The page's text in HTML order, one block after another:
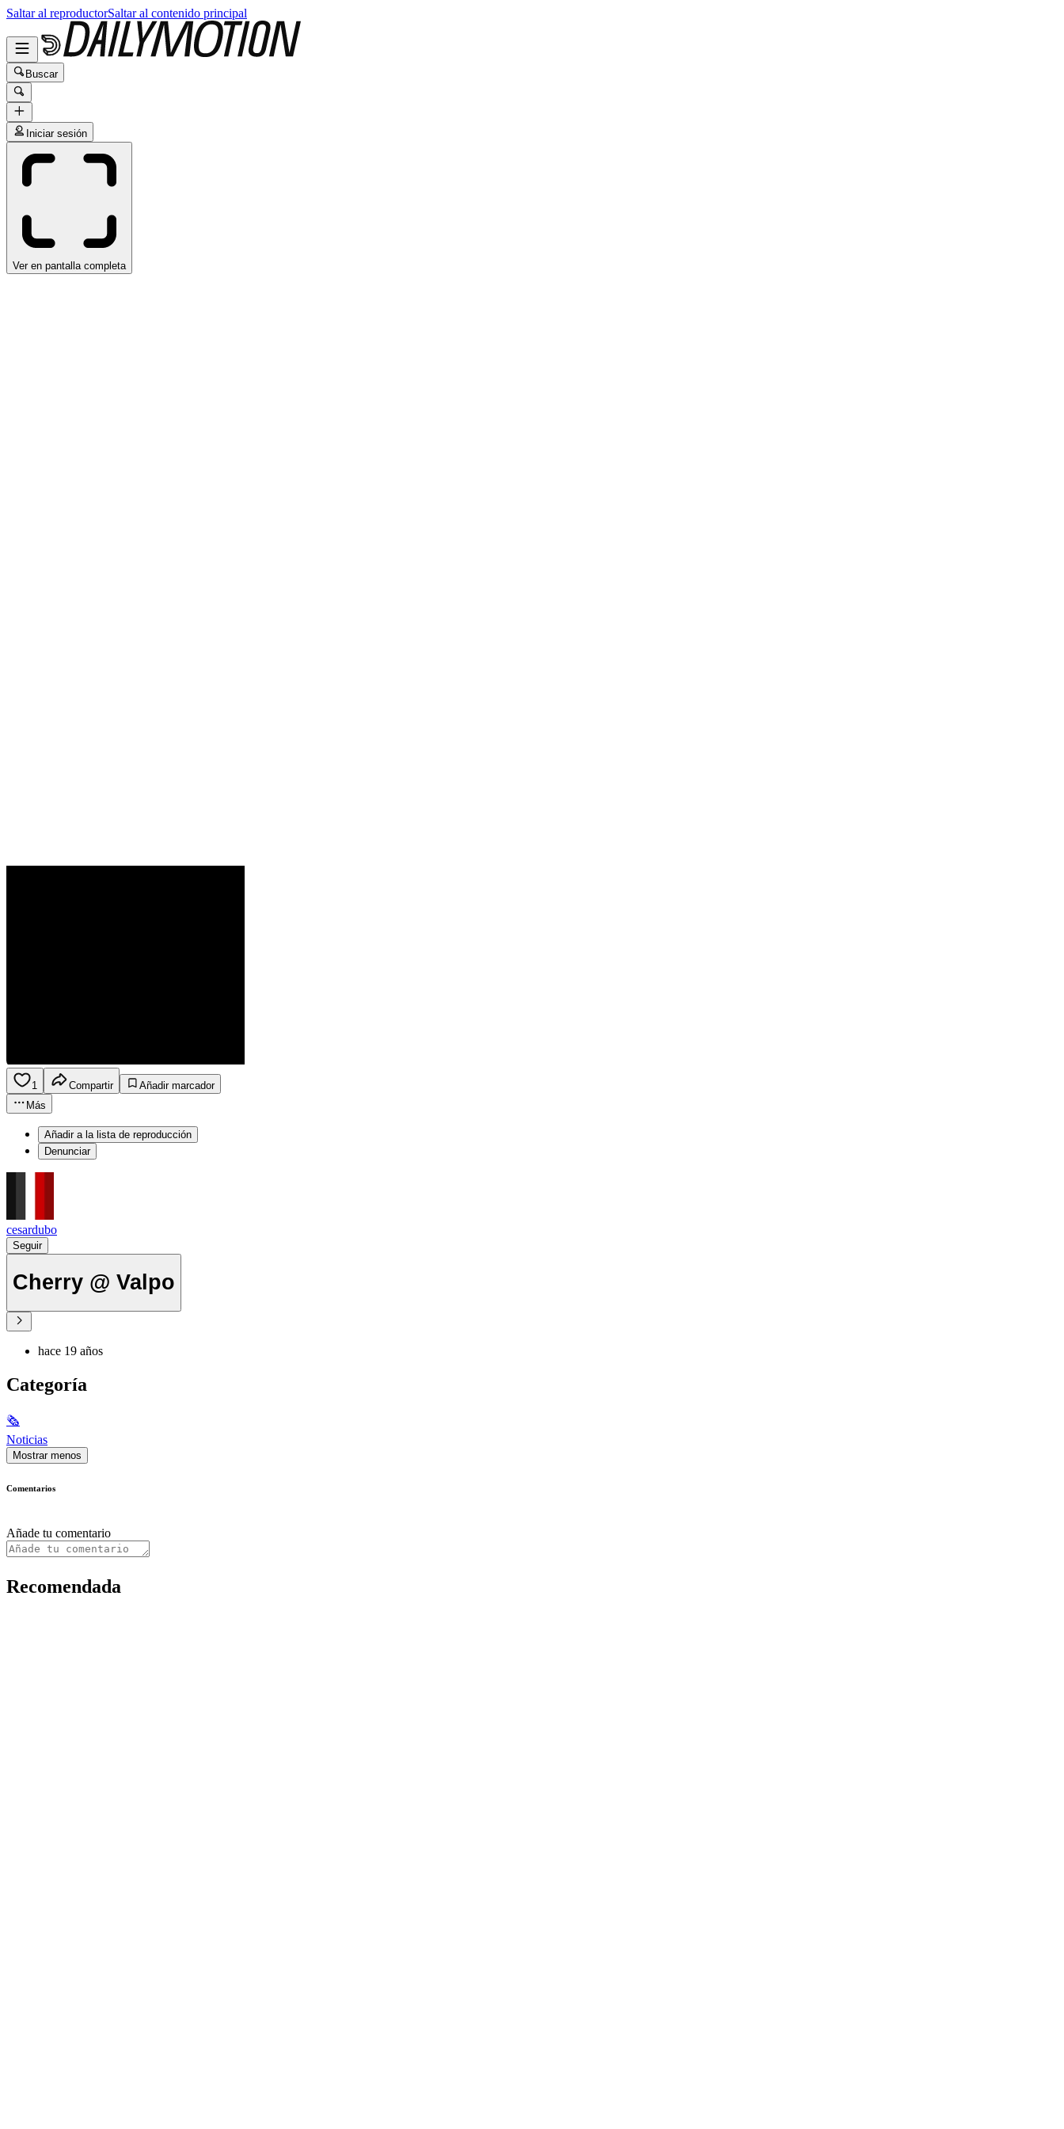
Saltar al reproductorSaltar al contenido principal
Buscar
Iniciar sesión
Ver en pantalla completa
1 Compartir
Añadir marcador
Más
Añadir a la lista de reproducción
Denunciar
cesardubo
Seguir
Cherry @ Valpo
hace 19 años
Categoría
🗞
Noticias
Mostrar menos
Comentarios
Añade tu comentario
Recomendada